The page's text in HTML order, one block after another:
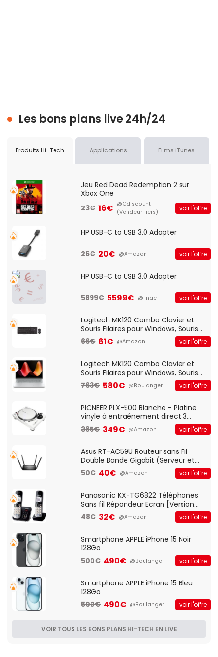
Les bons plans live 24h/24
Produits Hi-Tech Applications Films iTunes
Jeu Red Dead Redemption 2 sur
Xbox One
23€ 16€ @Cdiscount
(Vendeur Tiers)
voir l'offre
HP USB-C to USB 3.0 Adapter
26€ 20€ @Amazon voir l'offre
HP USB-C to USB 3.0 Adapter
5899€ 5599€ @Fnac voir l'offre
Logitech MK120 Combo Clavier et
Souris Filaires pour Windows, Souris
Optique Filaire, Connexion USB Plug
And Play, Confortable, Taille
QWERTY UK - Noir
66€ 61€ @Amazon voir l'offre
Logitech MK120 Combo Clavier et
Souris Filaires pour Windows, Souris
Optique Filaire, Connexion USB Plug
And Play, Confortable, Taille
QWERTY UK - Noir
763€ 580€ @Boulanger voir l'offre
PIONEER PLX-500 Blanche - Platine
vinyle à entraénement direct 3
vitesses (33-45-78 trs/min) avec
pre-ampli intégré et port USB
385€ 349€ @Amazon voir l'offre
Asus RT-AC59U Routeur sans Fil
Double Bande Gigabit (Serveur et
Client VPN, Triple Vlan, Mode Point
d'accès et Bridge, contrôle Parental,
50€ 40€ @Amazon voir l'offre
Panasonic KX-TG6822 Téléphones
Sans fil Répondeur Ecran [Version
Française]
48€ 32€ @Amazon voir l'offre
Smartphone APPLE iPhone 15 Noir
128Go
500€ 490€ @Boulanger voir l'offre
Smartphone APPLE iPhone 15 Bleu
128Go
500€ 490€ @Boulanger voir l'offre
VOIR TOUS LES BONS PLANS HI-TECH EN LIVE